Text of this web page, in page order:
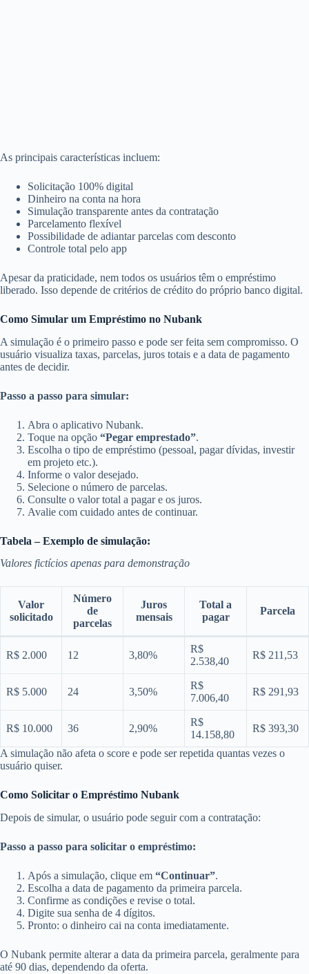
As principais características incluem:
Solicitação 100% digital
Dinheiro na conta na hora
Simulação transparente antes da contratação
Parcelamento flexível
Possibilidade de adiantar parcelas com desconto
Controle total pelo app
Apesar da praticidade, nem todos os usuários têm o empréstimo
liberado. Isso depende de critérios de crédito do próprio banco digital.
Como Simular um Empréstimo no Nubank
A simulação é o primeiro passo e pode ser feita sem compromisso. O
usuário visualiza taxas, parcelas, juros totais e a data de pagamento
antes de decidir.
Passo a passo para simular:
Abra o aplicativo Nubank.
Toque na opção “Pegar emprestado”.
Escolha o tipo de empréstimo (pessoal, pagar dívidas, investir
em projeto etc.).
Informe o valor desejado.
Selecione o número de parcelas.
Consulte o valor total a pagar e os juros.
Avalie com cuidado antes de continuar.
Tabela – Exemplo de simulação:
Valores fictícios apenas para demonstração
Valor
solicitado
Número
de
parcelas
Juros
mensais
Total a
pagar
Parcela
R$ 2.000 12 3,80%
R$
2.538,40
R$ 211,53
R$ 5.000 24 3,50%
R$
7.006,40
R$ 291,93
R$ 10.000 36 2,90%
R$
14.158,80
R$ 393,30
A simulação não afeta o score e pode ser repetida quantas vezes o
usuário quiser.
Como Solicitar o Empréstimo Nubank
Depois de simular, o usuário pode seguir com a contratação:
Passo a passo para solicitar o empréstimo:
Após a simulação, clique em “Continuar”.
Escolha a data de pagamento da primeira parcela.
Confirme as condições e revise o total.
Digite sua senha de 4 dígitos.
Pronto: o dinheiro cai na conta imediatamente.
O Nubank permite alterar a data da primeira parcela, geralmente para
até 90 dias, dependendo da oferta.